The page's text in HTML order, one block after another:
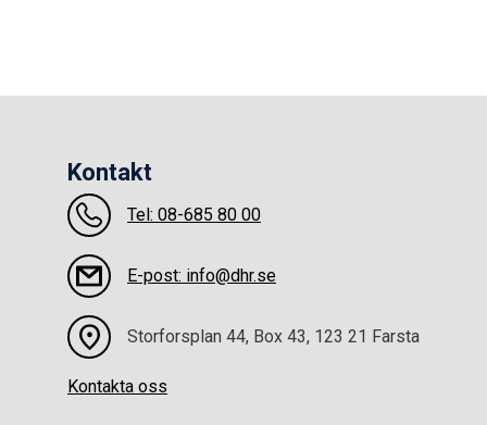
Kontakt
Tel: 08-685 80 00
E-post: info@dhr.se
Storforsplan 44, Box 43, 123 21 Farsta
Kontakta oss